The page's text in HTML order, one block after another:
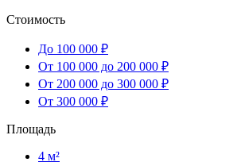
Стоимость
До 100 000 ₽
От 100 000 до 200 000 ₽
От 200 000 до 300 000 ₽
От 300 000 ₽
Площадь
4 м²